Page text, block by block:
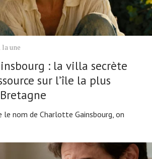
la une
: la villa secrète
sur l’île la plus
le nom de Charlotte Gainsbourg, on